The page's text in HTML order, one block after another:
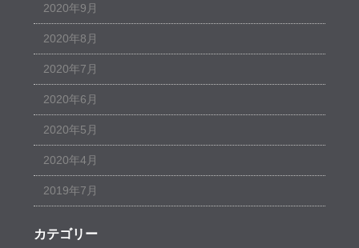
2020年9月
2020年8月
2020年7月
2020年6月
2020年5月
2020年4月
2019年7月
カテゴリー